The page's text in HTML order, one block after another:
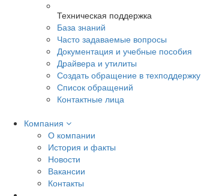
Техническая поддержка
База знаний
Часто задаваемые вопросы
Документация и учебные пособия
Драйвера и утилиты
Создать обращение в техподдержку
Список обращений
Контактные лица
Компания
О компании
История и факты
Новости
Вакансии
Контакты